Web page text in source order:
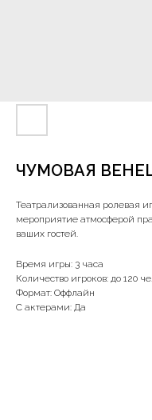
ЧУМОВАЯ
Театрализованная ролевая
мероприятие атмосферой
ваших гостей.
Время игры: 3 часа
Количество игроков: до 120
Формат: Оффлайн
С актерами: Да